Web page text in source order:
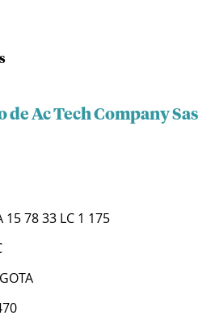
de Ac Tech Company Sas
15 78 33 LC 1 175